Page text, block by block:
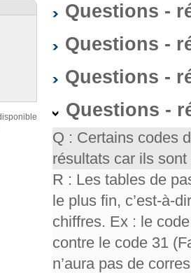
Questions -
Questions -
Questions -
Questions -
Q : Certains codes
résultats car ils
R : Les tables de
le plus fin, c’est-à-
chiffres. Ex : le
contre le code 31
n’aura pas de